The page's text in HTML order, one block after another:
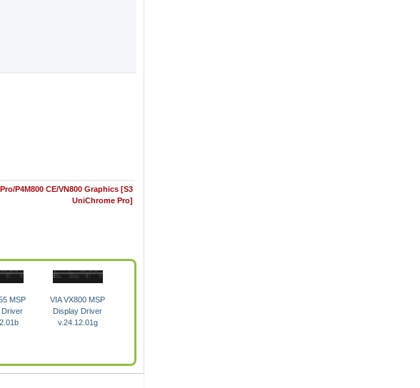
P4M800 CE/VN800 Graphics [S3
UniChrome Pro]
MSP
Driver
VIA VX800 MSP
Display Driver
v.24.12.01g